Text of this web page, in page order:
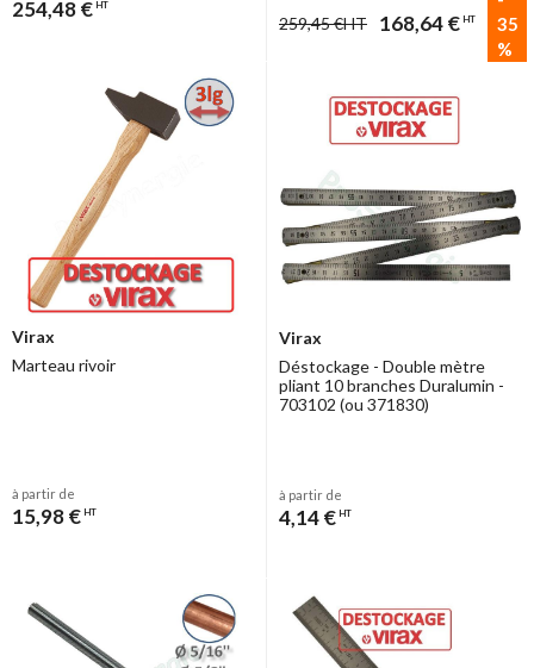
254,48 € HT
259,45 €HT 168,64 € HT
35
%
Virax
Marteau rivoir
à partir de
15,98 € HT
Virax
Déstockage - Double mètre
pliant 10 branches Duralumin -
703102 (ou 371830)
à partir de
4,14 € HT